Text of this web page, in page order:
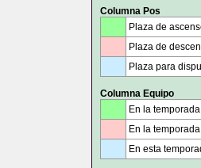
Columna Pos
Plaza de
Plaza de
Plaza para
Columna Equipo
En la
En la
En esta